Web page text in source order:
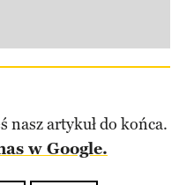
nasz artykuł do końca.
w Google.